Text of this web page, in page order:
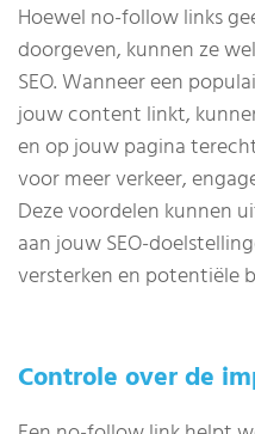
Hoewel no-follow links
doorgeven, kunnen ze
SEO. Wanneer een
jouw content linkt,
en op jouw pagina
voor meer verkeer,
Deze voordelen kunnen
aan jouw SEO-
versterken en potentiële
Controle over de